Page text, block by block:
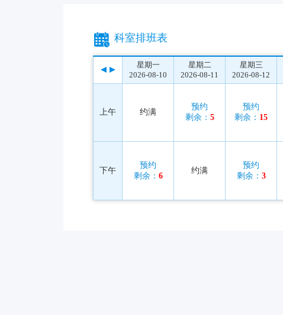
科室排班表
星期一
2026-08-10
星期二
2026-08-11
星期三
2026-08-12
上午 约满
预约
剩余： 5
预约
剩余： 15
下午
预约
剩余： 6
约满
预约
剩余： 3